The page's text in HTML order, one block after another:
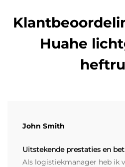
Huahe
John Smith
Uitstekende prestaties en
Als logistiekmanager heb ik